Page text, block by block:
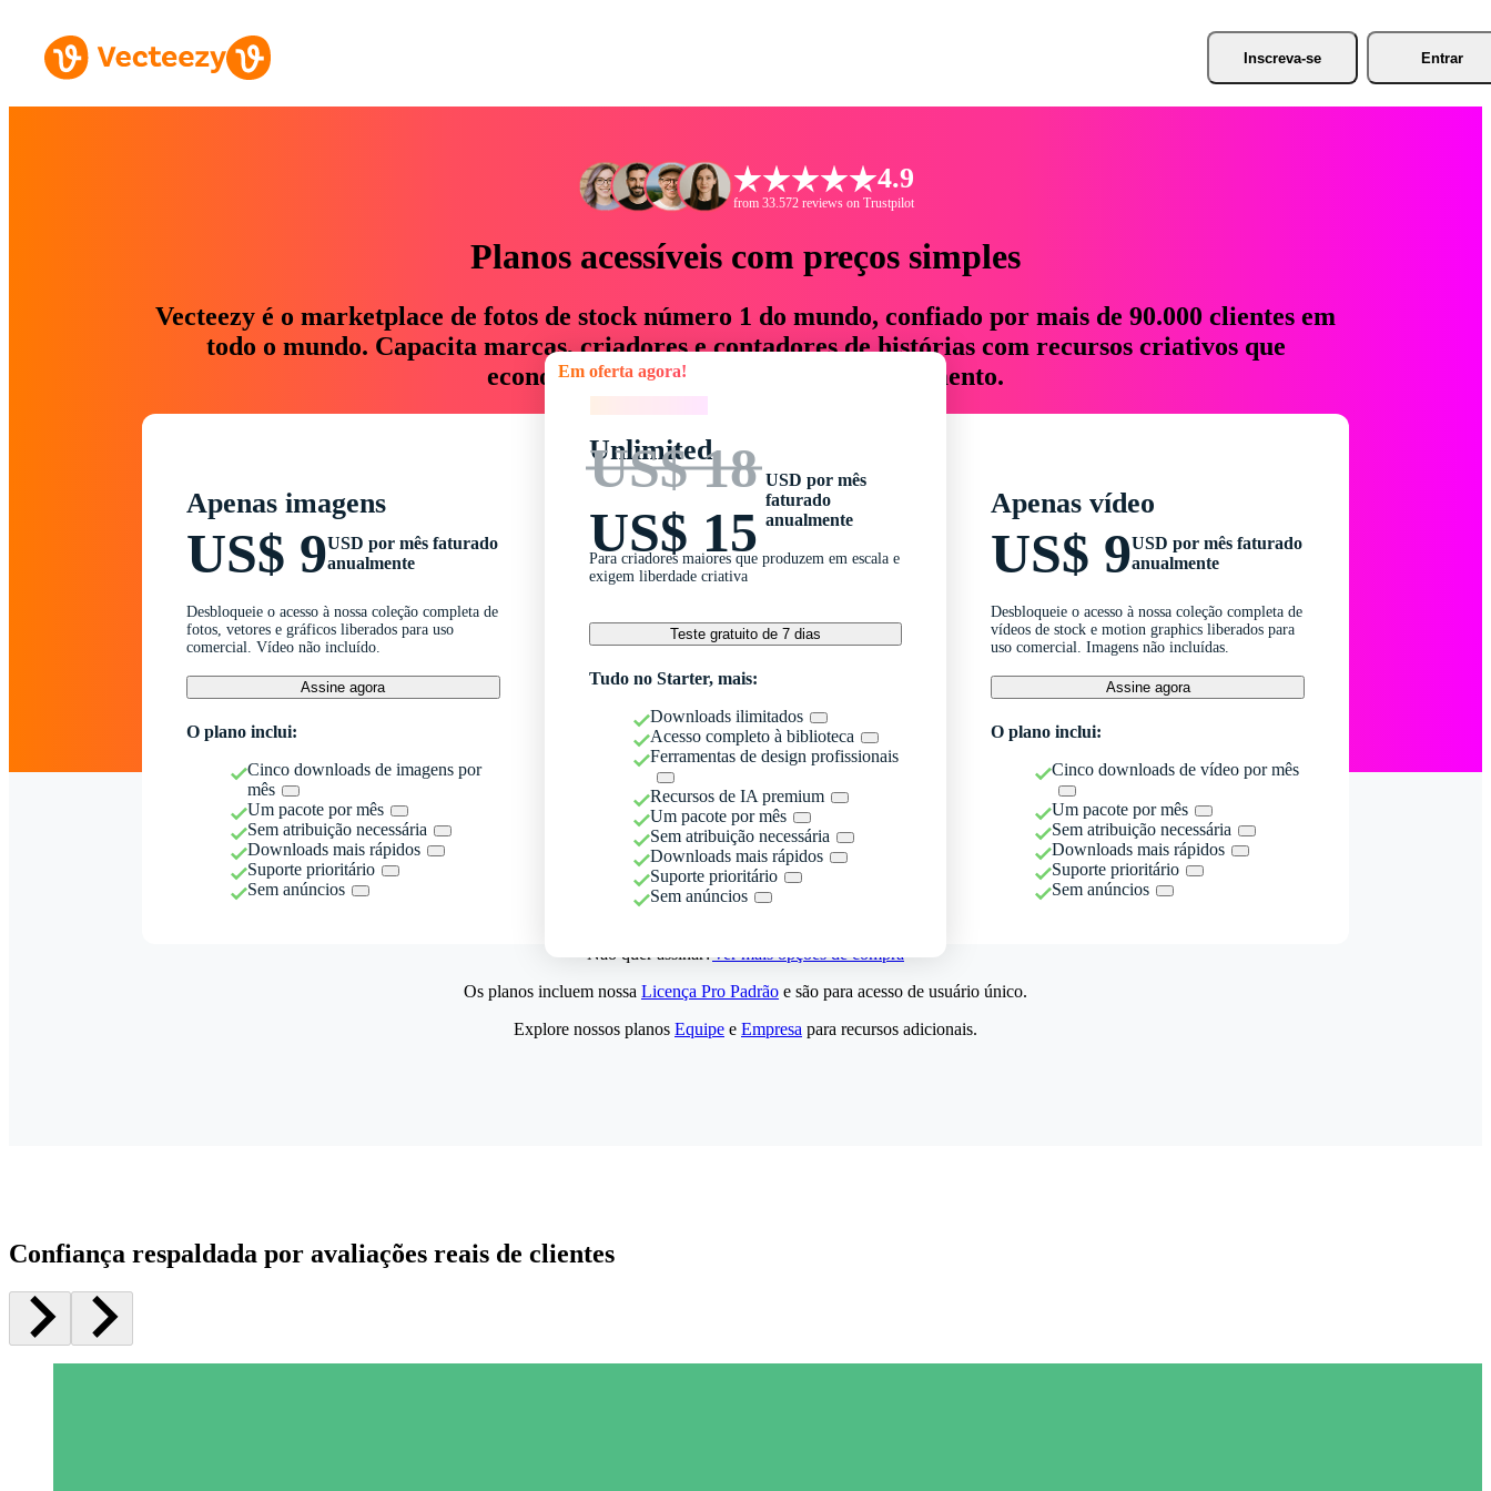
Inscreva-se Entrar
4.9
from 33.572 reviews on Trustpilot
Planos acessíveis com preços simples
Vecteezy é o marketplace de fotos de stock número 1 do mundo, confiado por mais de 90.000 clientes em
todo o mundo. Capacita marcas, criadores e contadores de histórias com recursos criativos que
economizam até 76% em tempo e orçamento.
Apenas imagens
US$ 9USD por mês faturado
anualmente
Desbloqueie o acesso à nossa coleção completa de
fotos, vetores e gráficos liberados para uso
comercial. Vídeo não incluído.
Assine agora
O plano inclui:
Cinco downloads de imagens por
mês
Um pacote por mês
Sem atribuição necessária
Downloads mais rápidos
Suporte prioritário
Sem anúncios
Em oferta agora!
Unlimited
US$ 18
US$ 15
USD por mês
faturado
anualmente
Para criadores maiores que produzem em escala e
exigem liberdade criativa
Teste gratuito de 7 dias
Tudo no Starter, mais:
Downloads ilimitados
Acesso completo à biblioteca
Ferramentas de design profissionais
Recursos de IA premium
Um pacote por mês
Sem atribuição necessária
Downloads mais rápidos
Suporte prioritário
Sem anúncios
Apenas vídeo
US$ 9USD por mês faturado
anualmente
Desbloqueie o acesso à nossa coleção completa de
vídeos de stock e motion graphics liberados para
uso comercial. Imagens não incluídas.
Assine agora
O plano inclui:
Cinco downloads de vídeo por mês
Um pacote por mês
Sem atribuição necessária
Downloads mais rápidos
Suporte prioritário
Sem anúncios
Não quer assinar?Ver mais opções de compra
Os planos incluem nossa Licença Pro Padrão e são para acesso de usuário único.
Explore nossos planos Equipe e Empresa para recursos adicionais.
Confiança respaldada por avaliações reais de clientes